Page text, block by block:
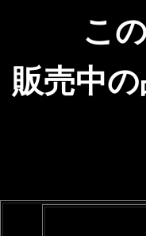
こ
販売中